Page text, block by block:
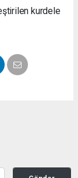
kurdele